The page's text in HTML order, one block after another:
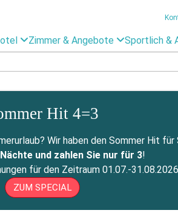
Zimmer & Angebote Sportlich &
Hit 4=3
Wir haben den Sommer Hit
und zahlen Sie nur für 3!
für den Zeitraum 01.07.-
ZUM SPECIAL